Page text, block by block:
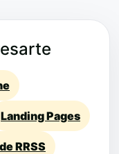
Landing Pages
RRSS